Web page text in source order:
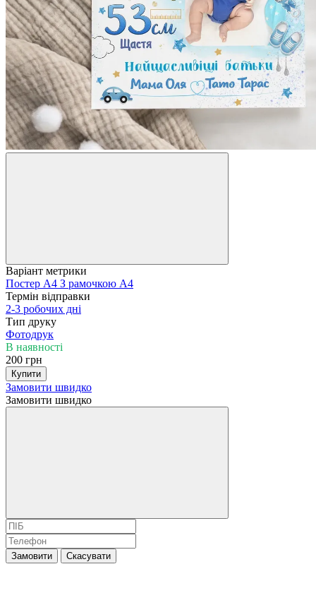
Варіант метрики
Постер А4 З рамочкою А4
Термін відправки
2-3 робочих дні
Тип друку
Фотодрук
В наявності
200 грн
Купити
Замовити швидко
Замовити швидко
Замовити Скасувати